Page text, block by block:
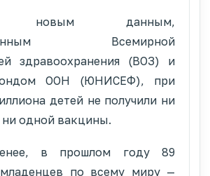
новым данным,
Всемирной
здравоохранения (ВОЗ) и
ООН (ЮНИСЕФ), при
детей не получили ни
одной вакцины.
в прошлом году 89
по всему миру —